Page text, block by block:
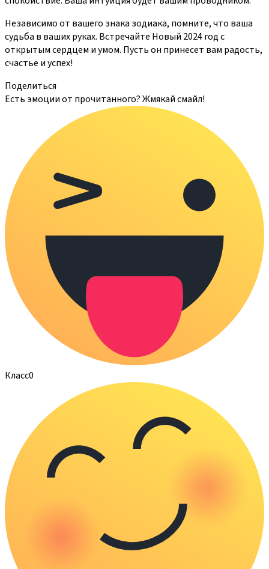
Независимо от вашего знака зодиака, помните, что ваша
судьба в ваших руках. Встречайте Новый 2024 год с
открытым сердцем и умом. Пусть он принесет вам радость,
счастье и успех!
Поделиться
Есть эмоции от прочитанного? Жмякай смайл!
Класс0